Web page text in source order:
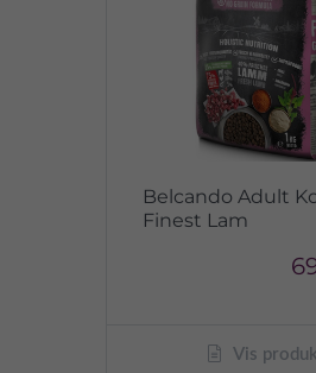
Belcando Adult
Finest Lam
Vis